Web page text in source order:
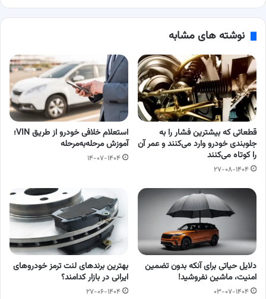
نوشته های مشابه
قطعاتی که بیشترین فشار را به
جلوبندی خودرو وارد می‌کنند و عمر آن
را کوتاه می‌کنند
۲۷-۰۸-۱۴۰۴
استعلام خلافی خودرو از طریق VIN؛
آموزش مرحله‌به‌مرحله
۱۴-۰۷-۱۴۰۴
دلایل حیاتی برای آنکه بدون تضمین
امنیت، ماشین نفروشید!
۰۳-۰۷-۱۴۰۴
بهترین برندهای لنت ترمز خودروهای
ایرانی در بازار کدامند؟
۲۷-۰۶-۱۴۰۴